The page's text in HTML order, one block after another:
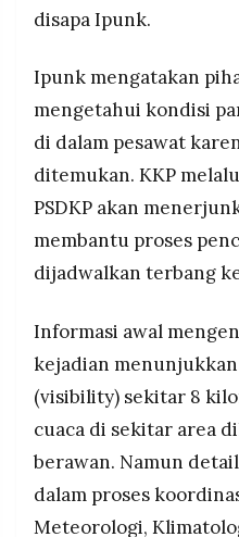
disapa Ipunk.
Ipunk mengatakan
mengetahui kondisi
di dalam pesawat
ditemukan. KKP
PSDKP akan
membantu proses
dijadwalkan terbang
Informasi awal
kejadian
(visibility) sekitar 8
cuaca di sekitar area
berawan. Namun
dalam proses
Meteorologi,